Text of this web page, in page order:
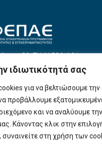
ιδιωτικότητά σας
για να βελτιώσουμε την
προβάλλουμε
και να αναλύουμε την
Κάνοντας κλικ στην
στη χρήση των
80, ΤΚ 11526, Αθήνα
09:00 – 17:00